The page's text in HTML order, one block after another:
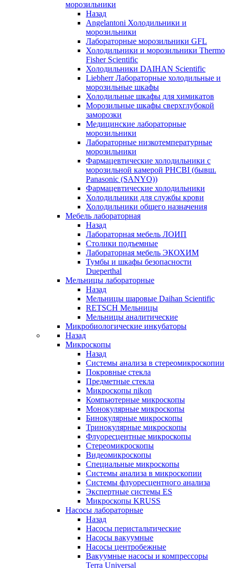
морозильники
Назад
Angelantoni Холодильники и
морозильники
Лабораторные морозильники GFL
Холодильники и морозильники Thermo
Fisher Scientific
Холодильники DAIHAN Scientific
Liebherr Лабораторные холодильные и
морозильные шкафы
Холодильные шкафы для химикатов
Морозильные шкафы сверхглубокой
заморозки
Медицинские лабораторные
морозильники
Лабораторные низкотемпературные
морозильники
Фармацевтические холодильники с
морозильной камерой PHCBI (бывш.
Panasonic (SANYO))
Фармацевтические холодильники
Холодильники для службы крови
Холодильники общего назначения
Мебель лабораторная
Назад
Лабораторная мебель ЛОИП
Столики подъемные
Лабораторная мебель ЭКОХИМ
Тумбы и шкафы безопасности
Dueperthal
Мельницы лабораторные
Назад
Мельницы шаровые Daihan Scientific
RETSCH Мельницы
Мельницы аналитические
Микробиологические инкубаторы
Назад
Микроскопы
Назад
Системы анализа в стереомикроскопии
Покровные стекла
Предметные стекла
Микроскопы nikon
Компьютерные микроскопы
Монокулярные микроскопы
Бинокулярные микроскопы
Тринокулярные микроскопы
Флуоресцентные микроскопы
Стереомикроскопы
Видеомикроскопы
Специальные микроскопы
Системы анализа в микроскопии
Системы флуоресцентного анализа
Экспертные системы ES
Микроскопы KRUSS
Насосы лабораторные
Назад
Насосы перистальтические
Насосы вакуумные
Насосы центробежные
Вакуумные насосы и компрессоры
Terra Universal